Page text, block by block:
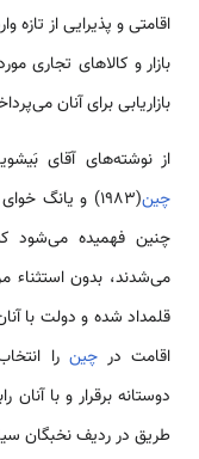
اقامتی و پذیرایی از تازه
بازار و کالاهای تجاری
بازار­یابی برای آنان
از نوشته­‌های آقای
چین
چنین فهمیده می‌شود
می‌شدند، بدون استثناء
قلمداد شده و دولت با
اقامت در چین را
دوستانه برقرار و با آنان
طریق در ردیف نخبگان